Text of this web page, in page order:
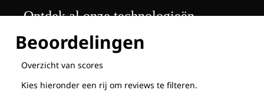
Ontdek al onze technologieën